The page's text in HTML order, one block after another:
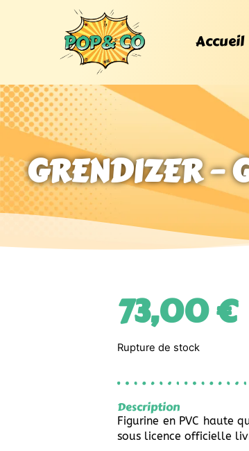
Accueil
GRENDIZER –
73,00€
Rupture de stock
Description
Figurine en PVC haute
sous licence officielle